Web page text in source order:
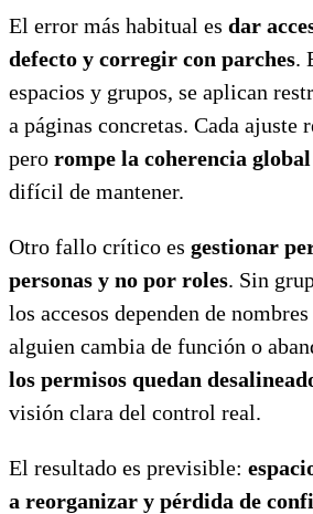
El error más habitual es dar
defecto y corregir con parches.
espacios y grupos, se aplican
a páginas concretas. Cada ajuste
pero rompe la coherencia global
difícil de mantener.
Otro fallo crítico es gestionar
personas y no por roles. Sin
los accesos dependen de
alguien cambia de función o
los permisos quedan
visión clara del control real.
El resultado es previsible:
a reorganizar y pérdida de